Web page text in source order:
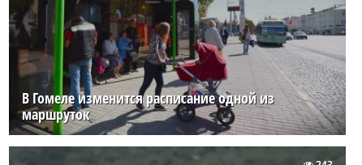
В Гомеле изменится расписание одной из
маршруток